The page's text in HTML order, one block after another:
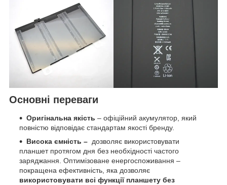
Основні переваги
Оригінальна якість – офіційний акумулятор, який
повністю відповідає стандартам якості бренду.
Висока ємність – дозволяє використовувати
планшет протягом дня без необхідності частого
заряджання. Оптимізоване енергоспоживання –
покращена ефективність, яка дозволяє
використовувати всі функції планшету без